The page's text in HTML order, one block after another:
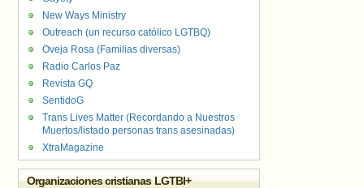
New Ways Ministry
Outreach (un recurso católico LGTBQ)
Oveja Rosa (Familias diversas)
Radio Carlos Paz
Revista GQ
SentidoG
Trans Lives Matter (Recordando a Nuestros
Muertos/listado personas trans asesinadas)
XtraMagazine
Organizaciones cristianas LGTBI+